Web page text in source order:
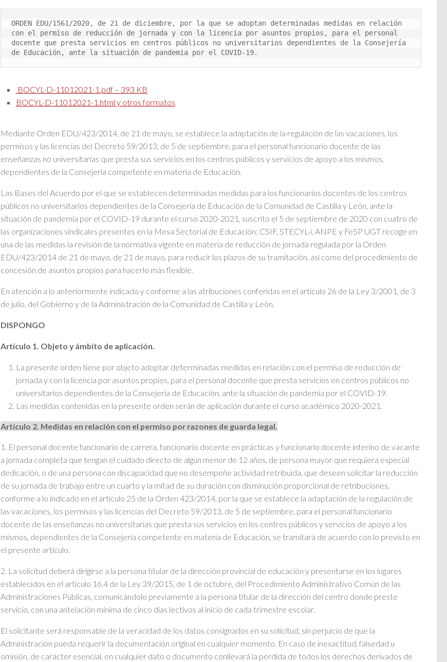
ORDEN EDU/1561/2020, de 21 de diciembre, por la que se adoptan determinadas medidas en relación
con el permiso de reducción de jornada y con la licencia por asuntos propios, para el personal
docente que presta servicios en centros públicos no universitarios dependientes de la Consejería
de Educación, ante la situación de pandemia por el COVID-19.
BOCYL-D-11012021-1.pdf – 393 KB
BOCYL-D-11012021-1.html y otros formatos
Mediante Orden EDU/423/2014, de 21 de mayo, se establece la adaptación de la regulación de las vacaciones, los
permisos y las licencias del Decreto 59/2013, de 5 de septiembre, para el personal funcionario docente de las
enseñanzas no universitarias que presta sus servicios en los centros públicos y servicios de apoyo a los mismos,
dependientes de la Consejería competente en materia de Educación.
Las Bases del Acuerdo por el que se establecen determinadas medidas para los funcionarios docentes de los centros
públicos no universitarios dependientes de la Consejería de Educación de la Comunidad de Castilla y León, ante la
situación de pandemia por el COVID-19 durante el curso 2020-2021, suscrito el 5 de septiembre de 2020 con cuatro de
las organizaciones sindicales presentes en la Mesa Sectorial de Educación: CSIF, STECYL-i, ANPE y FeSP UGT recoge en
una de las medidas la revisión de la normativa vigente en materia de reducción de jornada regulada por la Orden
EDU/423/2014 de 21 de mayo, de 21 de mayo, para reducir los plazos de su tramitación, así como del procedimiento de
concesión de asuntos propios para hacerlo más flexible.
En atención a lo anteriormente indicado y conforme a las atribuciones conferidas en el artículo 26 de la Ley 3/2001, de 3
de julio, del Gobierno y de la Administración de la Comunidad de Castilla y León,
DISPONGO
Artículo 1. Objeto y ámbito de aplicación.
La presente orden tiene por objeto adoptar determinadas medidas en relación con el permiso de reducción de
jornada y con la licencia por asuntos propios, para el personal docente que presta servicios en centros públicos no
universitarios dependientes de la Consejería de Educación, ante la situación de pandemia por el COVID-19.
Las medidas contenidas en la presente orden serán de aplicación durante el curso académico 2020-2021.
Artículo 2. Medidas en relación con el permiso por razones de guarda legal.
1. El personal docente funcionario de carrera, funcionario docente en prácticas y funcionario docente interino de vacante
a jornada completa que tengan el cuidado directo de algún menor de 12 años, de persona mayor que requiera especial
dedicación, o de una persona con discapacidad que no desempeñe actividad retribuida, que deseen solicitar la reducción
de su jornada de trabajo entre un cuarto y la mitad de su duración con disminución proporcional de retribuciones,
conforme a lo indicado en el artículo 25 de la Orden 423/2014, por la que se establece la adaptación de la regulación de
las vacaciones, los permisos y las licencias del Decreto 59/2013, de 5 de septiembre, para el personal funcionario
docente de las enseñanzas no universitarias que presta sus servicios en los centros públicos y servicios de apoyo a los
mismos, dependientes de la Consejería competente en materia de Educación, se tramitará de acuerdo con lo previsto en
el presente artículo.
2. La solicitud deberá dirigirse a la persona titular de la dirección provincial de educación y presentarse en los lugares
establecidos en el artículo 16.4 de la Ley 39/2015, de 1 de octubre, del Procedimiento Administrativo Común de las
Administraciones Públicas, comunicándolo previamente a la persona titular de la dirección del centro donde preste
servicio, con una antelación mínima de cinco días lectivos al inicio de cada trimestre escolar.
El solicitante será responsable de la veracidad de los datos consignados en su solicitud, sin perjuicio de que la
Administración pueda requerir la documentación original en cualquier momento. En caso de inexactitud, falsedad u
omisión, de carácter esencial, en cualquier dato o documento conllevará la pérdida de todos los derechos derivados de